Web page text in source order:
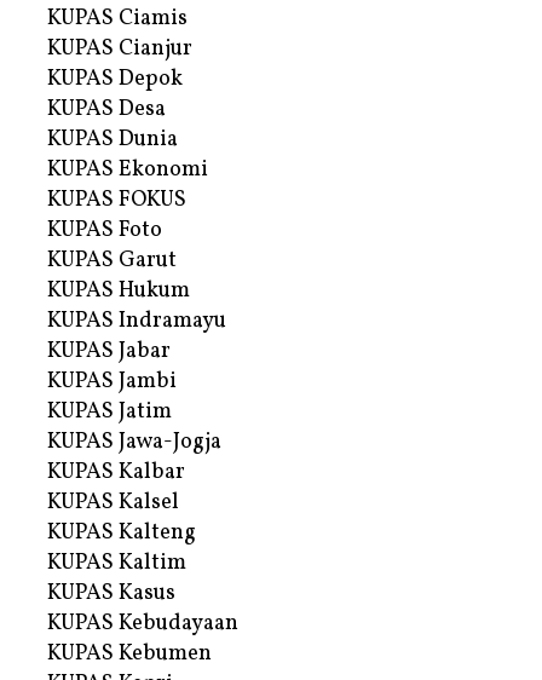
KUPAS Ciamis
KUPAS Cianjur
KUPAS Depok
KUPAS Desa
KUPAS Dunia
KUPAS Ekonomi
KUPAS FOKUS
KUPAS Foto
KUPAS Garut
KUPAS Hukum
KUPAS Indramayu
KUPAS Jabar
KUPAS Jambi
KUPAS Jatim
KUPAS Jawa-Jogja
KUPAS Kalbar
KUPAS Kalsel
KUPAS Kalteng
KUPAS Kaltim
KUPAS Kasus
KUPAS Kebudayaan
KUPAS Kebumen